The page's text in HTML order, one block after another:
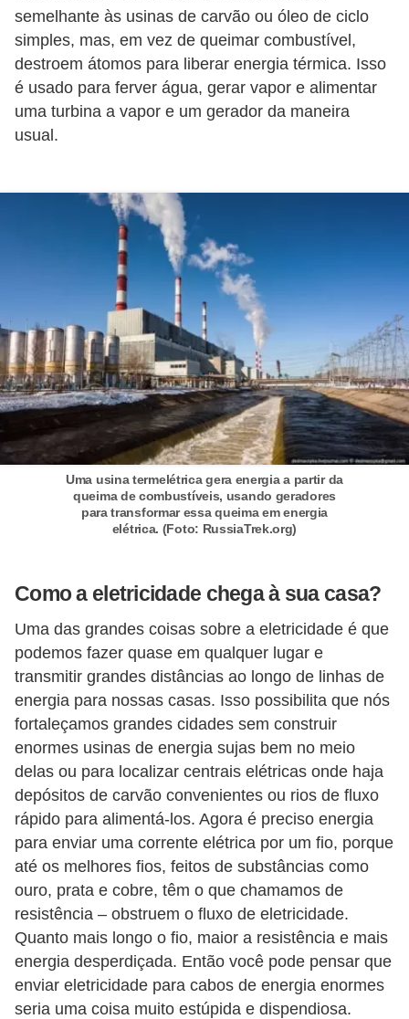
semelhante às usinas de carvão ou óleo de ciclo
simples, mas, em vez de queimar combustível,
destroem átomos para liberar energia térmica. Isso
é usado para ferver água, gerar vapor e alimentar
uma turbina a vapor e um gerador da maneira
usual.
Uma usina termelétrica gera energia a partir da
queima de combustíveis, usando geradores
para transformar essa queima em energia
elétrica. (Foto: RussiaTrek.org)
Como a eletricidade chega à sua casa?
Uma das grandes coisas sobre a eletricidade é que
podemos fazer quase em qualquer lugar e
transmitir grandes distâncias ao longo de linhas de
energia para nossas casas. Isso possibilita que nós
fortaleçamos grandes cidades sem construir
enormes usinas de energia sujas bem no meio
delas ou para localizar centrais elétricas onde haja
depósitos de carvão convenientes ou rios de fluxo
rápido para alimentá-los. Agora é preciso energia
para enviar uma corrente elétrica por um fio, porque
até os melhores fios, feitos de substâncias como
ouro, prata e cobre, têm o que chamamos de
resistência – obstruem o fluxo de eletricidade.
Quanto mais longo o fio, maior a resistência e mais
energia desperdiçada. Então você pode pensar que
enviar eletricidade para cabos de energia enormes
seria uma coisa muito estúpida e dispendiosa.